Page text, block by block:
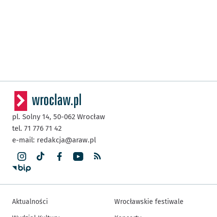
pl. Solny 14, 50-062 Wrocław
tel. 71 776 71 42
e-mail: redakcja@araw.pl
Aktualności
Wrocławskie festiwale